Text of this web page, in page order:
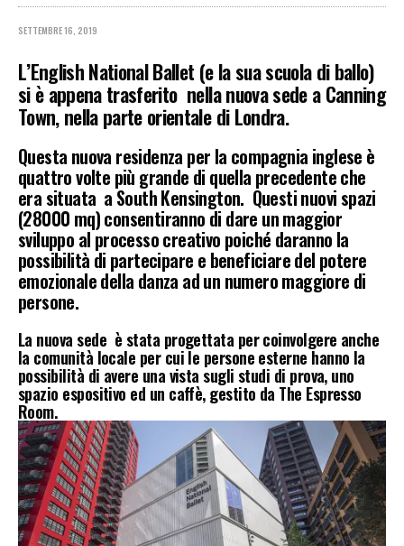
SETTEMBRE 16, 2019
L’English National Ballet (e la sua scuola di ballo)
si è appena trasferito nella nuova sede a Canning
Town, nella parte orientale di Londra.
Questa nuova residenza per la compagnia inglese è
quattro volte più grande di quella precedente che
era situata a South Kensington. Questi nuovi spazi
(28000 mq) consentiranno di dare un maggior
sviluppo al processo creativo poiché daranno la
possibilità di partecipare e beneficiare del potere
emozionale della danza ad un numero maggiore di
persone.
La nuova sede è stata progettata per coinvolgere anche
la comunità locale per cui le persone esterne hanno la
possibilità di avere una vista sugli studi di prova, uno
spazio espositivo ed un caffè, gestito da The Espresso
Room.